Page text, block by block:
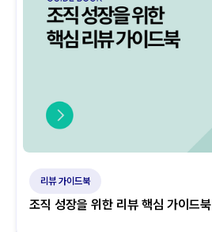
리뷰 가이드북
조직 성장을 위한 리뷰 핵심 가이드북